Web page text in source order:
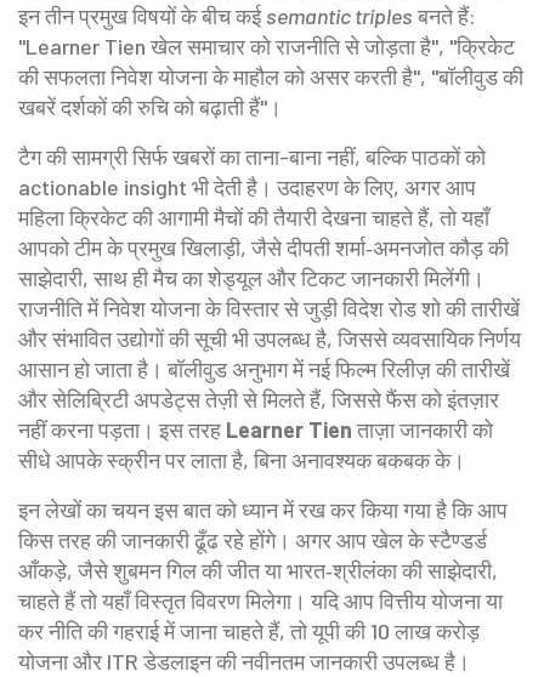
इन तीन प्रमुख विषयों के बीच कईsemantic triplesबनते हैं:
"Learner Tien खेल समाचार को राजनीति से जोड़ता है", "क्रिकेट
की सफलता निवेश योजना के माहौल को असर करती है", "बॉलीवुड की
खबरें दर्शकों की रुचि को बढ़ाती हैं"।
टैग की सामग्री सिर्फ खबरों का ताना-बाना नहीं, बल्कि पाठकों को
actionable insight भी देती है। उदाहरण के लिए, अगर आप
महिला क्रिकेट की आगामी मैचों की तैयारी देखना चाहते हैं, तो यहाँ
आपको टीम के प्रमुख खिलाड़ी, जैसे दीपती शर्मा‑अमनजोत कौड़ की
साझेदारी, साथ ही मैच का शेड्यूल और टिकट जानकारी मिलेंगी।
राजनीति में निवेश योजना के विस्तार से जुड़ी विदेश रोड शो की तारीखें
और संभावित उद्योगों की सूची भी उपलब्ध है, जिससे व्यवसायिक निर्णय
आसान हो जाता है। बॉलीवुड अनुभाग में नई फिल्म रिलीज़ की तारीखें
और सेलिब्रिटी अपडेट्स तेज़ी से मिलते हैं, जिससे फैंस को इंतज़ार
नहीं करना पड़ता। इस तरह Learner Tienताज़ा जानकारी को
सीधे आपके स्क्रीन पर लाता है, बिना अनावश्यक बकबक के।
इन लेखों का चयन इस बात को ध्यान में रख कर किया गया है कि आप
किस तरह की जानकारी ढूँढ रहे होंगे। अगर आप खेल के स्टैण्डर्ड
आँकड़े, जैसे शुबमन गिल की जीत या भारत‑श्रीलंका की साझेदारी,
चाहते हैं तो यहाँ विस्तृत विवरण मिलेगा। यदि आप वित्तीय योजना या
कर नीति की गहराई में जाना चाहते हैं, तो यूपी की 10 लाख करोड़
योजना और ITR डेडलाइन की नवीनतम जानकारी उपलब्ध है।